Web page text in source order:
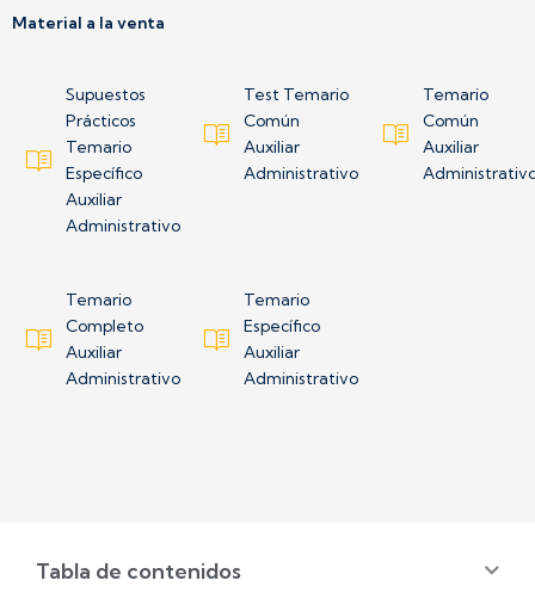
Material a la venta
Supuestos
Prácticos
Temario
Específico
Auxiliar
Administrativo
Test Temario
Común
Auxiliar
Administrativo
Temario
Común
Auxiliar
Temario
Completo
Auxiliar
Administrativo
Temario
Específico
Auxiliar
Administrativo
Tabla de contenidos